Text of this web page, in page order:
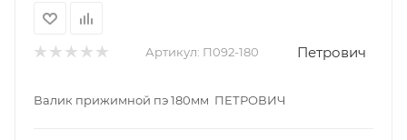
Артикул: П092-180 Петрович
Валик прижимной пэ 180мм ПЕТРОВИЧ